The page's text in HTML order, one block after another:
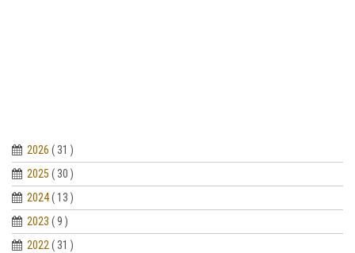
2026 ( 31 )
2025 ( 30 )
2024( 13 )
2023 ( 9 )
2022( 31 )